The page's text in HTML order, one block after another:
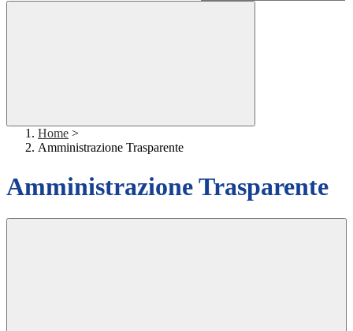
Home >
Amministrazione Trasparente
Amministrazione Trasparente